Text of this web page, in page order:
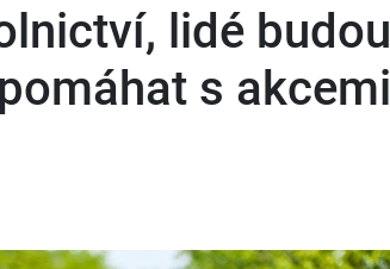
lidé budou
s akcemi